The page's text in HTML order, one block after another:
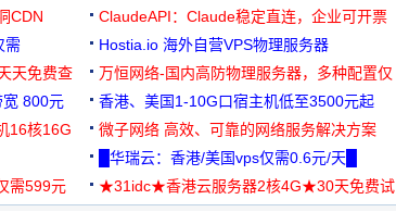
CDN ClaudeAPI：Claude稳定直连，企业可开票
需
Hostia.io 海外自营VPS物理服务器
天免费查
万恒网络-国内高防物理服务器，多种配置仅
99元/月起
宽 800元 香港、美国1-10G口宿主机低至3500元起
16核16G
微子网络 高效、可靠的网络服务解决方案
█华瑞云：香港/美国vps仅需0.6元/天█
需599元
★31idc★香港云服务器2核4G★30天免费试